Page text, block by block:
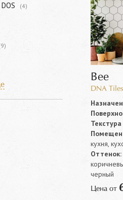
(4)
Bee
DNA
кухня,
Оттенок:
черный
Цена от